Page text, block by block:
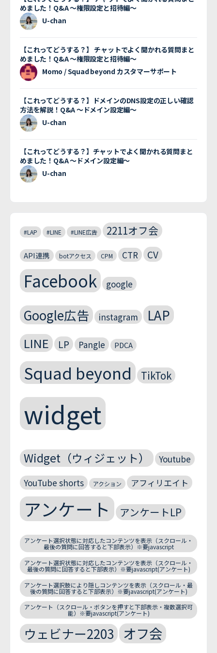
めました！Q&A 〜権限設定と招待編〜
U-chan
【これってどうする？】 チャットでよく聞かれる質問まと
めました！Q&A 〜権限設定と招待編〜
Momo / Squad beyond カスタマーサポート
【これってどうする？】ドメインのDNS設定の正しい確認
方法を解説！Q&A 〜ドメイン設定編〜
U-chan
【これってどうする？】チャットでよく聞かれる質問まと
めました！Q&A 〜ドメイン設定編〜
U-chan
#LAP #LINE #LINE広告 2211オフ会
API連携 botアクセス CPM CTR CV
Facebook google
Google広告 instagram LAP
LINE LP Pangle PDCA
Squad beyond TikTok
widget
Widget（ウィジェット）
Youtube
YouTube shorts
アクション アフィリエイト
アンケート アンケートLP
アンケート選択状態に対応したコンテンツを表示（スクロール・
最後の質問に回答すると下部表示）※要javascript
アンケート選択状態に対応したコンテンツを表示（スクロール・
最後の質問に回答すると下部表示）※要javascript(アンケート)
アンケート選択肢により隠しコンテンツを表示（スクロール・最
後の質問に回答すると下部表示）※要javascript(アンケート)
アンケート（スクロール・ボタンを押すと下部表示・複数選択可
能）※要javascript(アンケート)
ウェビナー2203 オフ会